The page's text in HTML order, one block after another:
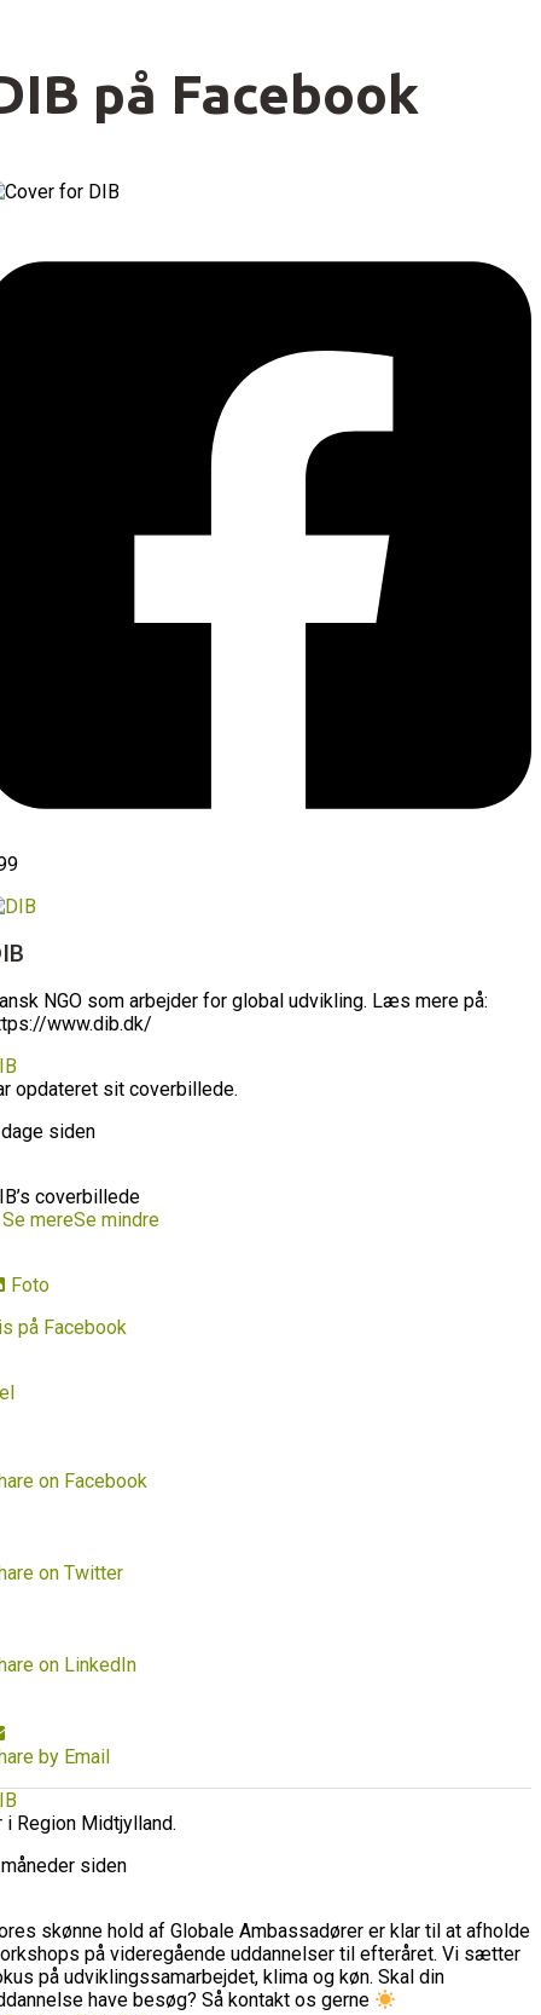
på Facebook
NGO som arbejder for global udvikling. Læs mere på:
www.dib.dk/
opdateret sit coverbillede.
siden
coverbillede
Se mereSe mindre
Foto
på Facebook
on Facebook
on Twitter
on LinkedIn
by Email
i Region Midtjylland.
siden
skønne hold af Globale Ambassadører er klar til at afholde
på videregående uddannelser til efteråret. Vi sætter
på udviklingssamarbejdet, klima og køn. Skal din
have besøg? Så kontakt os gerne